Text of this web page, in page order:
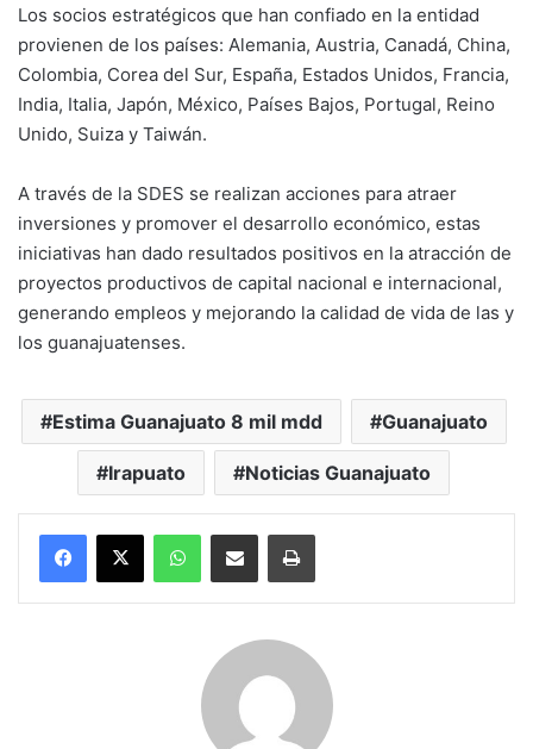
Los socios estratégicos que han confiado en la entidad
provienen de los países: Alemania, Austria, Canadá, China,
Colombia, Corea del Sur, España, Estados Unidos, Francia,
India, Italia, Japón, México, Países Bajos, Portugal, Reino
Unido, Suiza y Taiwán.
A través de la SDES se realizan acciones para atraer
inversiones y promover el desarrollo económico, estas
iniciativas han dado resultados positivos en la atracción de
proyectos productivos de capital nacional e internacional,
generando empleos y mejorando la calidad de vida de las y
los guanajuatenses.
Estima Guanajuato 8 mil mdd Guanajuato
Irapuato Noticias Guanajuato